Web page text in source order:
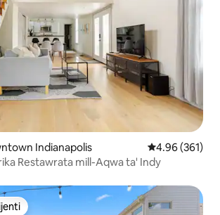
Indianapolis Rating medju
4.96 (361)
Restawrata mill-Aqwa ta' Indy